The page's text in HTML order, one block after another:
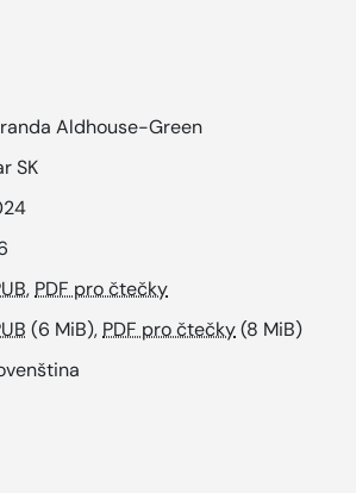
Aldhouse-Green
SK
, PDF pro čtečky
(6 MiB), PDF pro čtečky(8 MiB)